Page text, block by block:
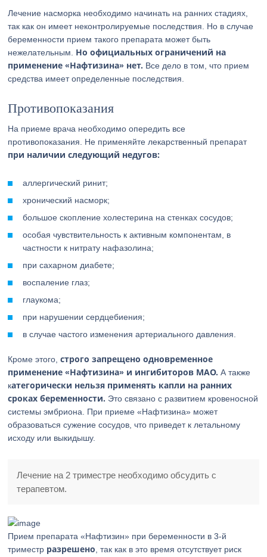
Лечение насморка необходимо начинать на ранних стадиях,
так как он имеет неконтролируемые последствия. Но в случае
беременности прием такого препарата может быть
нежелательным. Но официальных ограничений на
применение «Нафтизина» нет. Все дело в том, что прием
средства имеет определенные последствия.
Противопоказания
На приеме врача необходимо опередить все
противопоказания. Не применяйте лекарственный препарат
при наличии следующий недугов:
аллергический ринит;
хронический насморк;
большое скопление холестерина на стенках сосудов;
особая чувствительность к активным компонентам, в
частности к нитрату нафазолина;
при сахарном диабете;
воспаление глаз;
глаукома;
при нарушении сердцебиения;
в случае частого изменения артериального давления.
Кроме этого,строго запрещено одновременное
применение «Нафтизина» и ингибиторов МАО. А также
категорически нельзя применять капли на ранних
сроках беременности. Это связано с развитием кровеносной
системы эмбриона. При приеме «Нафтизина» может
образоваться сужение сосудов, что приведет к летальному
исходу или выкидышу.
Лечение на 2 триместре необходимо обсудить с
терапевтом.
Прием препарата «Нафтизин» при беременности в 3-й
триместр разрешено , так как в это время отсутствует риск